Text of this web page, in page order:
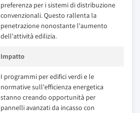
preferenza per i sistemi di distribuzione
convenzionali. Questo rallenta la
penetrazione nonostante l'aumento
dell'attività edilizia.
Impatto
I programmi per edifici verdi e le
normative sull'efficienza energetica
stanno creando opportunità per
pannelli avanzati da incasso con